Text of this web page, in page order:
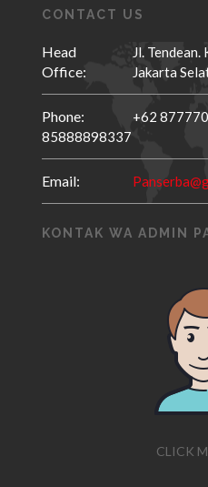
CONTACT US
Head
Office:
Jl.
Jakarta
Phone: +62
85888898337
Email:
KONTAK WA ADMIN
CLICK